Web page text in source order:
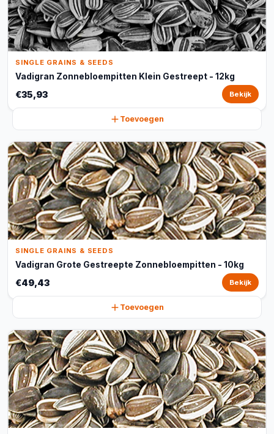
SINGLE GRAINS & SEEDS
Vadigran Zonnebloempitten Klein Gestreept - 12kg
€35,93 Bekijk
Toevoegen
SINGLE GRAINS & SEEDS
Vadigran Grote Gestreepte Zonnebloempitten - 10kg
€49,43 Bekijk
Toevoegen